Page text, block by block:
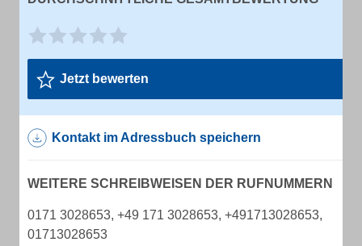
Jetzt bewerten
Kontakt im Adressbuch speichern
WEITERE SCHREIBWEISEN DER RUFNUMMERN
0171 3028653, +49 171 3028653, +491713028653,
01713028653